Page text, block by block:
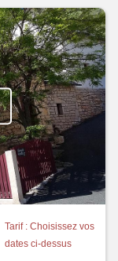
Tarif : Choisissez vos
dates ci-dessus